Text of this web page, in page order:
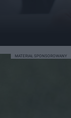
MATERIAŁ SPONSOROWANY